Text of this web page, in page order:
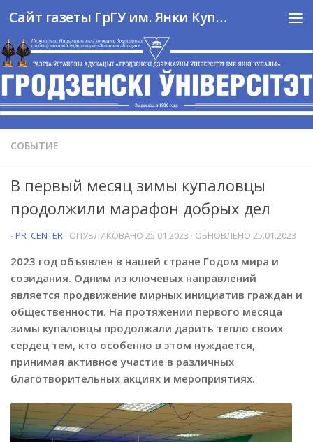
Перейти к содержимому Сайт газеты ГрГУ им. Янки Купалы
СОБЫТИЕ
В первый месяц зимы купаловцы
продолжили марафон добрых дел
-PR_CENTER · ОПУБЛИКОВАНО 25.01.2023 · ОБНОВЛЕНО 25.01.2023
2023 год объявлен в нашей стране Годом мира и
созидания. Одним из ключевых направлений
является продвижение мирных инициатив граждан и
общественности. На протяжении первого месяца
зимы купаловцы продолжали дарить тепло своих
сердец тем, кто особенно в этом нуждается,
принимая активное участие в различных
благотворительных акциях и мероприятиях.